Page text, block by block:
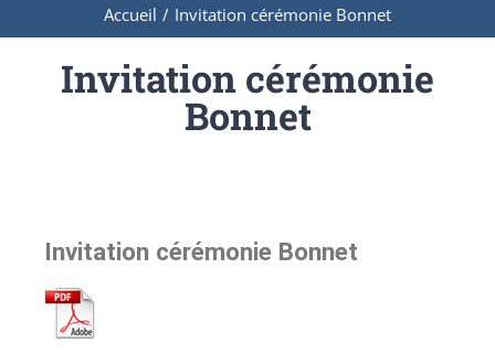
Accueil / Invitation cérémonie Bonnet
Invitation cérémonie
Bonnet
Invitation cérémonie Bonnet